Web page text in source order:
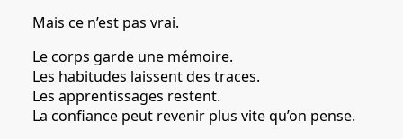
Mais ce n’est pas vrai.
Le corps garde une mémoire.
Les habitudes laissent des traces.
Les apprentissages restent.
La confiance peut revenir plus vite qu’on pense.